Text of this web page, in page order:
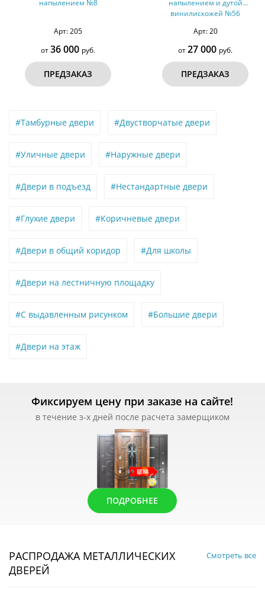
напылением и дутой
Арт: 20
от27 000руб.
ПРЕДЗАКАЗ
металлофиленкой и
порошковым напылением RAL
Арт: 825
от35 000руб.
ПРЕДЗАКАЗ
#Тамбурные двери #Двустворчатые двери
#Уличные двери #Наружные двери
#Двери в подъезд #Нестандартные двери
#Глухие двери #Коричневые двери
#Двери в общий коридор #Для школы
#Двери на лестничную площадку
#С выдавленным рисунком #Большие двери
#Двери на этаж
Фиксируем цену при заказе на сайте!
в течение з-х дней после расчета замерщиком
ПОДРОБНЕЕ
РАСПРОДАЖА МЕТАЛЛИЧЕСКИХ
ДВЕРЕЙ
Смотреть все